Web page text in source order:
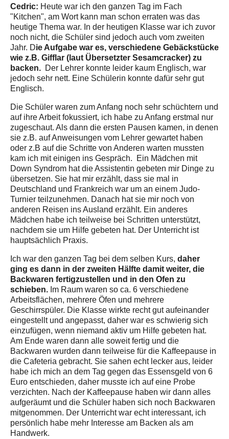
Cedric: Heute war ich den ganzen Tag im Fach
"Kitchen", am Wort kann man schon erraten was das
heutige Thema war. In der heutigen Klasse war ich zuvor
noch nicht, die Schüler sind jedoch auch vom zweiten
Jahr. Die Aufgabe war es, verschiedene Gebäckstücke
wie z.B. Gifflar (laut Übersetzter Sesamcracker) zu
backen. Der Lehrer konnte leider kaum Englisch, war
jedoch sehr nett. Eine Schülerin konnte dafür sehr gut
Englisch.
Die Schüler waren zum Anfang noch sehr schüchtern und
auf ihre Arbeit fokussiert, ich habe zu Anfang erstmal nur
zugeschaut. Als dann die ersten Pausen kamen, in denen
sie z.B. auf Anweisungen vom Lehrer gewartet haben
oder z.B auf die Schritte von Anderen warten mussten
kam ich mit einigen ins Gespräch. Ein Mädchen mit
Down Syndrom hat die Assistentin gebeten mir Dinge zu
übersetzen. Sie hat mir erzählt, dass sie mal in
Deutschland und Frankreich war um an einem Judo-
Turnier teilzunehmen. Danach hat sie mir noch von
anderen Reisen ins Ausland erzählt. Ein anderes
Mädchen habe ich teilweise bei Schritten unterstützt,
nachdem sie um Hilfe gebeten hat. Der Unterricht ist
hauptsächlich Praxis.
Ich war den ganzen Tag bei dem selben Kurs, daher
ging es dann in der zweiten Hälfte damit weiter, die
Backwaren fertigzustellen und in den Ofen zu
schieben. Im Raum waren so ca. 6 verschiedene
Arbeitsflächen, mehrere Öfen und mehrere
Geschirrspüler. Die Klasse wirkte recht gut aufeinander
eingestellt und angepasst, daher war es schwierig sich
einzufügen, wenn niemand aktiv um Hilfe gebeten hat.
Am Ende waren dann alle soweit fertig und die
Backwaren wurden dann teilweise für die Kaffeepause in
die Cafeteria gebracht. Sie sahen echt lecker aus, leider
habe ich mich an dem Tag gegen das Essensgeld von 6
Euro entschieden, daher musste ich auf eine Probe
verzichten. Nach der Kaffeepause haben wir dann alles
aufgeräumt und die Schüler haben sich noch Backwaren
mitgenommen. Der Unterricht war echt interessant, ich
persönlich habe mehr Interesse am Backen als am
Handwerk.